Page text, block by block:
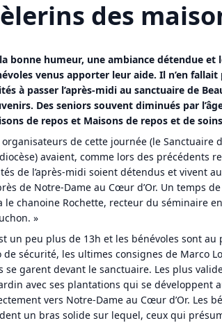
des
bonne humeur, une ambiance détendue
venus apporter leur aide. Il n’en
à passer l’après-midi au sanctuaire de
Des seniors souvent diminués par
de repos et Maisons de repos et de
organisateurs de cette journée (le Sanctuaire
avaient, comme lors des précédents
de l’après-midi soient détendus et vivent
de Notre-Dame au Cœur d’Or. Un temps
le chanoine Rochette, recteur du séminaire
»
un peu plus de 13h et les bénévoles sont au
de sécurité, les ultimes consignes de Marco
se garent devant le sanctuaire. Les plus
avec ses plantations qui se développent
vers Notre-Dame au Cœur d’Or. Les
un bras solide sur lequel, ceux qui